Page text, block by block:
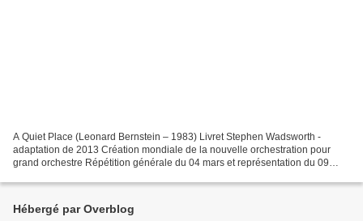
A Quiet Place (Leonard Bernstein – 1983) Livret Stephen Wadsworth -
adaptation de 2013 Création mondiale de la nouvelle orchestration pour
grand orchestre Répétition générale du 04 mars et représentation du 09
Hébergé par Overblog